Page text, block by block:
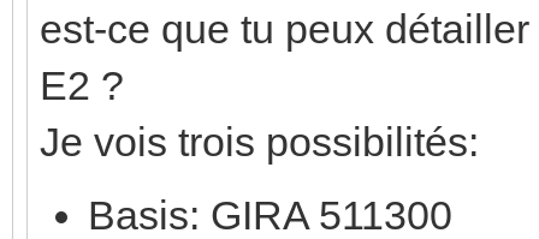
est-ce que tu peux
E2 ?
Je vois trois possibilités:
Basis: GIRA 511300